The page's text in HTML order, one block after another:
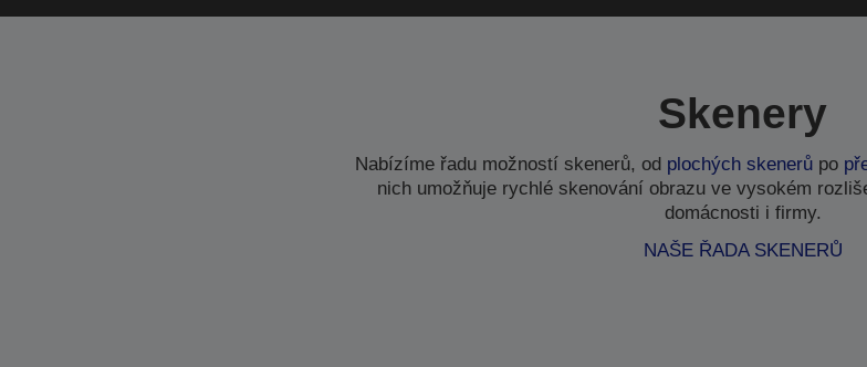
Skenery
Nabízíme řadu možností skenerů, od plochých skenerůpo
nich umožňuje rychlé skenování obrazu ve vysokém
domácnosti i firmy.
NAŠE ŘADA SKENERŮ